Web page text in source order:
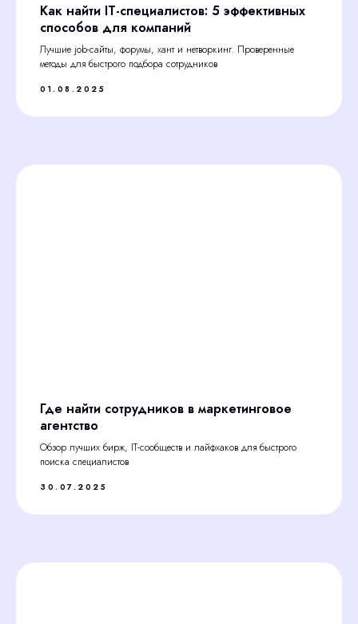
Как найти IT-специалистов: 5 эффективных
способов для компаний
Лучшие job-сайты, форумы, хант и нетворкинг. Проверенные
методы для быстрого подбора сотрудников
01.08.2025
Где найти сотрудников в маркетинговое
агентство
Обзор лучших бирж, IT-сообществ и лайфхаков для быстрого
поиска специалистов
30.07.2025